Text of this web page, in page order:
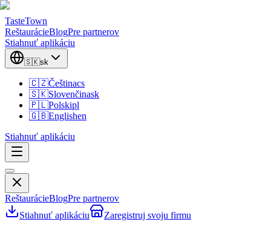
TasteTown
ReštaurácieBlogPre partnerov
Stiahnuť aplikáciu
🇸🇰sk
🇨🇿Češtinacs
🇸🇰Slovenčinask
🇵🇱Polskipl
🇬🇧Englishen
Stiahnuť aplikáciu
ReštaurácieBlogPre partnerov
Stiahnuť aplikáciu
Zaregistruj svoju firmu